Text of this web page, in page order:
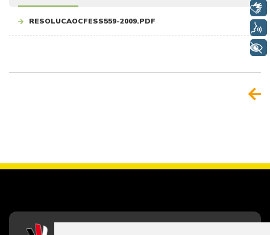
RESOLUCAOCFESS559-2009.PDF